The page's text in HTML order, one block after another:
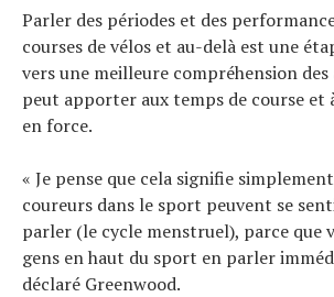
Parler des périodes et des
courses de vélos et au-delà est une
vers une meilleure compréhension
peut apporter aux temps de course
en force.
« Je pense que cela signifie
coureurs dans le sport peuvent se
parler (le cycle menstruel), parce que
gens en haut du sport en parler
déclaré Greenwood.